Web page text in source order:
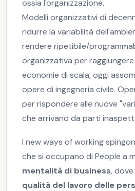
ossia l'organizzazione.
Modelli organizzativi di
ridurre la variabilità
rendere ripetibile/
organizzativa per
economie di scala, oggi
opere di ingegneria civile.
per rispondere alle nuove
che arrivano da parti
I new ways of working
che si occupano di People a
mentalità di business,
qualità del lavoro delle